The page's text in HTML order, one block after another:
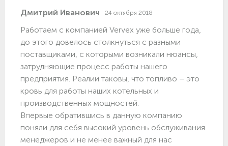
Дмитрий Иванович 24 октября 2018
Работаем с компанией Vervex уже больше года,
до этого довелось столкнуться с разными
поставщиками, с которыми возникали нюансы,
затрудняющие процесс работы нашего
предприятия. Реалии таковы, что топливо – это
кровь для работы наших котельных и
производственных мощностей.
Впервые обратившись в данную компанию
поняли для себя высокий уровень обслуживания
менеджеров и не менее важный для нас